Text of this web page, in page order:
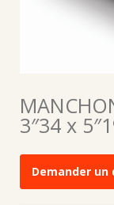
3″34 x
Demander un